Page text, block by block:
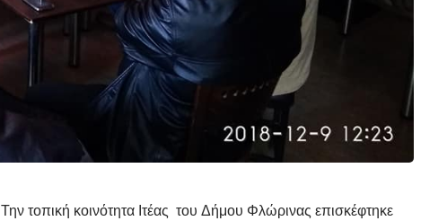
Την τοπική κοινότητα Ιτέας του Δήμου Φλώρινας επισκέφτηκε